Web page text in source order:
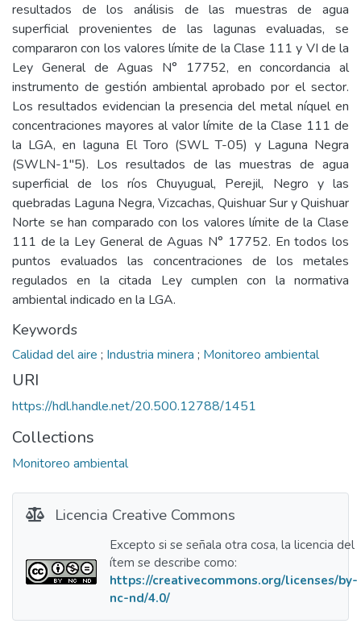
resultados de los análisis de las muestras de agua
superficial provenientes de las lagunas evaluadas, se
compararon con los valores límite de la Clase 111 y VI de la
Ley General de Aguas N° 17752, en concordancia al
instrumento de gestión ambiental aprobado por el sector.
Los resultados evidencian la presencia del metal níquel en
concentraciones mayores al valor límite de la Clase 111 de
la LGA, en laguna El Toro (SWL T-05) y Laguna Negra
(SWLN-1"5). Los resultados de las muestras de agua
superficial de los ríos Chuyugual, Perejil, Negro y las
quebradas Laguna Negra, Vizcachas, Quishuar Sur y Quishuar
Norte se han comparado con los valores límite de la Clase
111 de la Ley General de Aguas N° 17752. En todos los
puntos evaluados las concentraciones de los metales
regulados en la citada Ley cumplen con la normativa
ambiental indicado en la LGA.
Keywords
Calidad del aire ; Industria minera ; Monitoreo ambiental
URI
https://hdl.handle.net/20.500.12788/1451
Collections
Monitoreo ambiental
Licencia Creative Commons
Excepto si se señala otra cosa, la licencia del
ítem se describe como:
https://creativecommons.org/licenses/by-
nc-nd/4.0/